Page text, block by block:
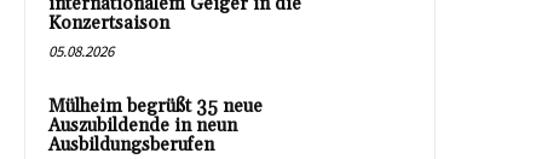
Konzertsaison
05.08.2026
Mülheim begrüßt 35 neue
Auszubildende in neun
Ausbildungsberufen